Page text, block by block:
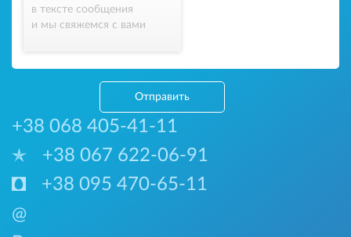
в тексте сообщения
и мы свяжемся с вами
Отправить
+38 068 405-41-11
+38 067 622-06-91
+38 095 470-65-11
@